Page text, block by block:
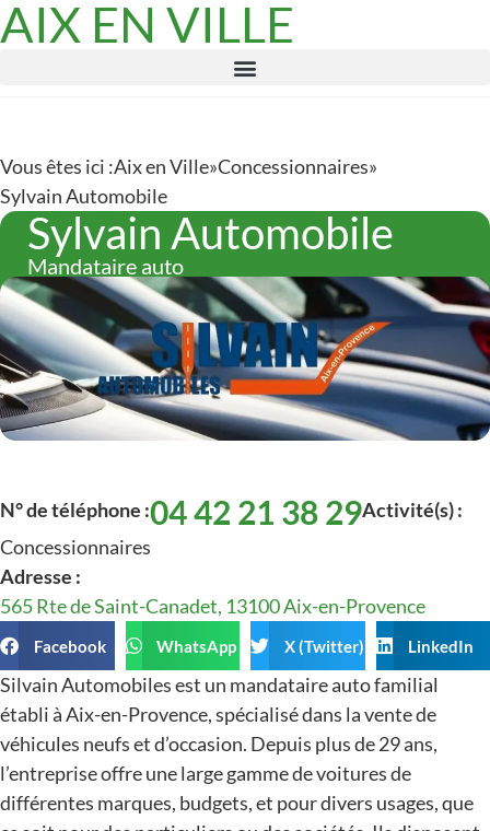
AIX EN VILLE
Vous êtes ici :Aix en Ville»Concessionnaires»
Sylvain Automobile
Sylvain Automobile
Mandataire auto
N° de téléphone :04 42 21 38 29Activité(s) :
Concessionnaires
Adresse :
565 Rte de Saint-Canadet, 13100 Aix-en-Provence
Facebook WhatsApp X (Twitter) LinkedIn
Silvain Automobiles est un mandataire auto familial
établi à Aix-en-Provence, spécialisé dans la vente de
véhicules neufs et d’occasion. Depuis plus de 29 ans,
l’entreprise offre une large gamme de voitures de
différentes marques, budgets, et pour divers usages, que